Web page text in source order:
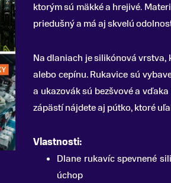
ktorým sú mäkké a hrejivé.
priedušný a má aj skvelú
Na dlaniach je silikónová
alebo cepínu. Rukavice sú
a ukazovák sú bezšvové a
zápästí nájdete aj pútko, ktoré
Vlastnosti:
Dlane rukavíc spevnené
úchop